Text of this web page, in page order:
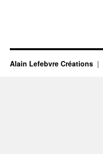
Alain Lefebvre Créations